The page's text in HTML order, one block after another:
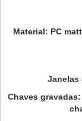
Material: PC
Janelas
Chaves